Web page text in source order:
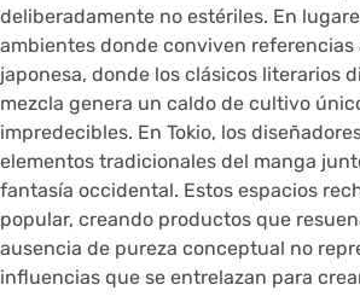
deliberadamente no estériles. En
ambientes donde conviven
japonesa, donde los clásicos literarios
mezcla genera un caldo de cultivo
impredecibles. En Tokio, los
elementos tradicionales del manga
fantasía occidental. Estos espacios
popular, creando productos que
ausencia de pureza conceptual no
influencias que se entrelazan para